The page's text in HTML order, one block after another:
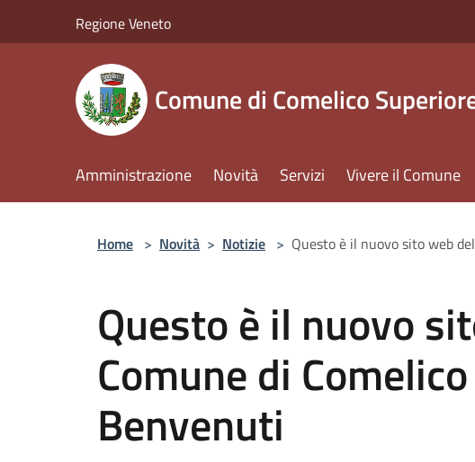
Regione Veneto
Comune di Comelico
Amministrazione Novità Servizi Vivere il Comune
Home > Novità > Notizie > Questo è il nuovo sito web
Questo è il nuovo
Comune di
Benvenuti